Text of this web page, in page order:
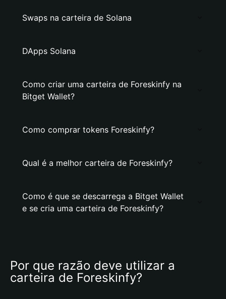
Swaps na carteira de Solana
DApps Solana
Como criar uma carteira de Foreskinfy na
Bitget Wallet?
Como comprar tokens Foreskinfy?
Qual é a melhor carteira de Foreskinfy?
Como é que se descarrega a Bitget Wallet
e se cria uma carteira de Foreskinfy?
Por que razão deve utilizar a
carteira de Foreskinfy?